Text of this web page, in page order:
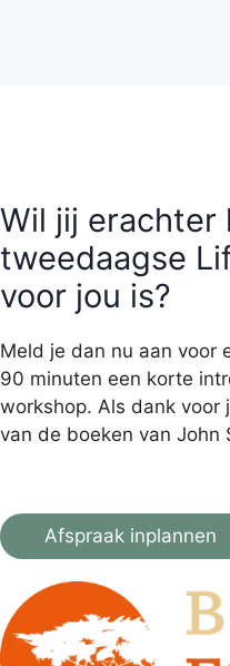
Wil jij erachter
tweedaagse
voor jou is?
Meld je dan nu aan voor
90 minuten een korte
workshop. Als dank voor
van de boeken van John
Afspraak inplannen